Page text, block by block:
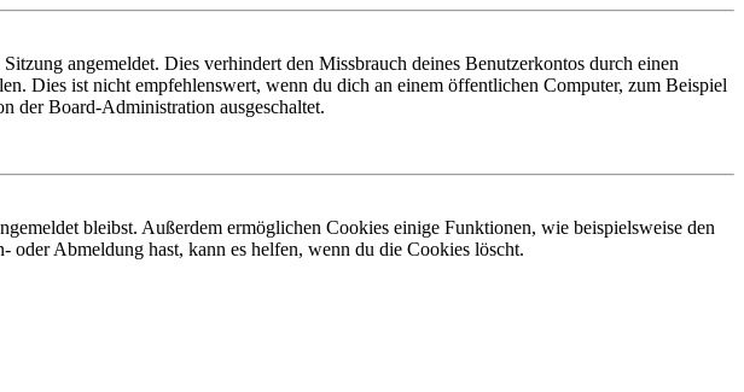
angemeldet. Dies verhindert den Missbrauch deines Benutzerkontos durch einen
Dies ist nicht empfehlenswert, wenn du dich an einem öffentlichen Computer, zum Beispiel
der Board-Administration ausgeschaltet.
bleibst. Außerdem ermöglichen Cookies einige Funktionen, wie beispielsweise den
Abmeldung hast, kann es helfen, wenn du die Cookies löscht.